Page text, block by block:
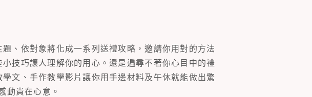
、依對象將化成一系列送禮攻略，邀請你用對的方法
技巧讓人理解你的用心。還是遍尋不著你心目中的禮
文、手作教學影片讓你用手邊材料及午休就能做出驚
動貴在心意。